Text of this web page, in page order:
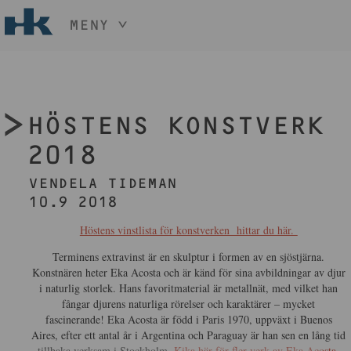
MENY
KONST
KONSTHANTVERK & DESIGN
EVENEMANG
MEDLEM
BLI MEDLEM
HÖSTENS KONSTVERK
2018
VENDELA TIDEMAN
10.9 2018
Höstens vinstlista för konstverken hittar du här.
Terminens extravinst är en skulptur i formen av en sjöstjärna.
Konstnären heter Eka Acosta och är känd för sina avbildningar av djur
i naturlig storlek. Hans favoritmaterial är metallnät, med vilket han
fångar djurens naturliga rörelser och karaktärer – mycket
fascinerande! Eka Acosta är född i Paris 1970, uppväxt i Buenos
Aires, efter ett antal år i Argentina och Paraguay är han sen en lång tid